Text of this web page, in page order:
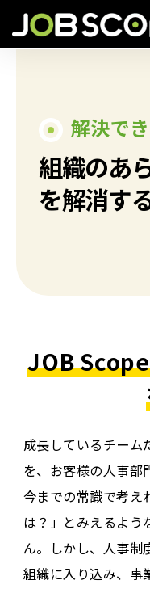
解決で
組織のあ
を解消す
JOB
成長しているチーム
を、お客様の人事部
今までの常識で考え
は？」とみえるよう
ん。しかし、人事制
組織に入り込み、事